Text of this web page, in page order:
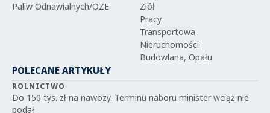
Paliw Odnawialnych/OZE
Ziół
Pracy
Transportowa
Nieruchomości
Budowlana, Opału
POLECANE ARTYKUŁY
ROLNICTWO
Do 150 tys. zł na nawozy. Terminu naboru minister wciąż nie
podał